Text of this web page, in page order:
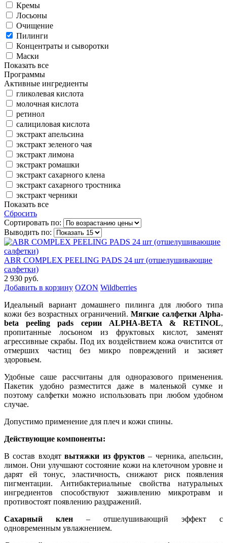
Кремы
Лосьоны
Очищение
Пилинги
Концентраты и сыворотки
Маски
Показать все
Программы
Активные ингредиенты
гликолевая кислота
молочная кислота
ретинол
салициловая кислота
экстракт апельсина
экстракт зеленого чая
экстракт лимона
экстракт ромашки
экстракт сахарного клена
экстракт сахарного тростника
экстракт черники
Показать все
Сбросить
Сортировать по:
Выводить по:
ABR COMPLEX PEELING PADS 24 шт (отшелушивающие
салфетки)
2 930 руб.
Добавить в корзину OZON Wildberries
Идеальный вариант домашнего пилинга для любого типа
кожи без возрастных ограничений.Мягкие салфетки Alpha-
beta peeling pads серии ALPHA-BETA & RETINOL,
пропитанные лосьоном из фруктовых кислот, заменят
агрессивные скрабы. Под их воздействием кожа очистится от
отмерших частиц без микро повреждений и засияет
здоровьем.
Удобные саше рассчитаны для одноразового применения.
Пакетик удобно разместится даже в маленькой сумке и
поэтому салфетки можно использовать при любом удобном
случае.
Допустимо применение для плеч и кожи спины.
Действующие компоненты:
В состав входятвытяжки из фруктов– черника, апельсин,
лимон. Они улучшают состояние кожи на клеточном уровне и
дарят ей тонус, эластичность, снижают риск появления
пигментации. Антибактериальные свойства натуральных
ингредиентов способствуют заживлению микротравм и
противостоят появлению раздражений.
Сахарный клен – отшелушивающий эффект с
одновременным увлажнением.